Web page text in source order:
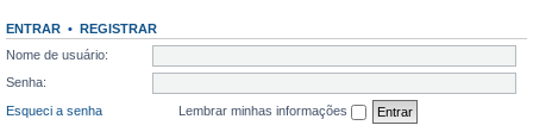
ENTRAR • REGISTRAR
Nome de usuário:
Senha:
Esqueci a senha
Lembrar minhas informações